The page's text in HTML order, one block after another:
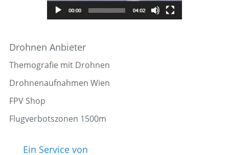
Drohnen Anbieter
Themografie mit Drohnen
Drohnenaufnahmen Wien
FPV Shop
Flugverbotszonen 1500m
Ein Service von